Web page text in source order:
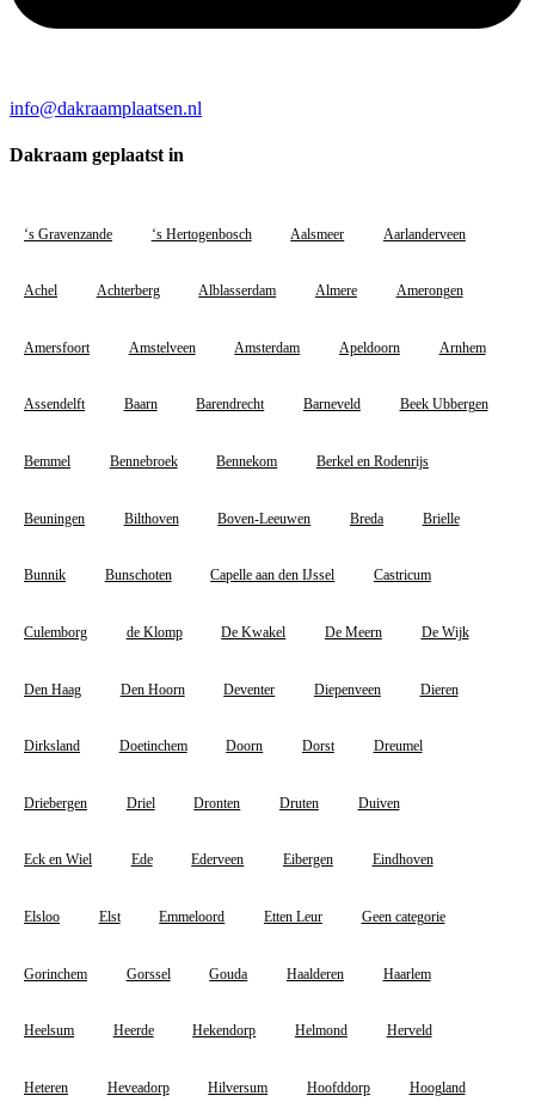
info@dakraamplaatsen.nl
Dakraam geplaatst in
‘s Gravenzande ‘s Hertogenbosch Aalsmeer Aarlanderveen
Achel Achterberg Alblasserdam Almere Amerongen
Amersfoort Amstelveen Amsterdam Apeldoorn Arnhem
Assendelft Baarn Barendrecht Barneveld Beek Ubbergen
Bemmel Bennebroek Bennekom Berkel en Rodenrijs
Beuningen Bilthoven Boven-Leeuwen Breda Brielle
Bunnik Bunschoten Capelle aan den IJssel Castricum
Culemborg de Klomp De Kwakel De Meern De Wijk
Den Haag Den Hoorn Deventer Diepenveen Dieren
Dirksland Doetinchem Doorn Dorst Dreumel
Driebergen Driel Dronten Druten Duiven
Eck en Wiel Ede Ederveen Eibergen Eindhoven
Elsloo Elst Emmeloord Etten Leur Geen categorie
Gorinchem Gorssel Gouda Haalderen Haarlem
Heelsum Heerde Hekendorp Helmond Herveld
Heteren Heveadorp Hilversum Hoofddorp Hoogland